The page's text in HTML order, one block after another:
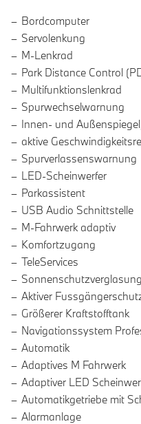
Bordcomputer
Servolenkung
M-Lenkrad
Park Distance Control
Multifunktionslenkrad
Spurwechselwarnung
Innen- und
aktive
Spurverlassenswarnung
LED-Scheinwerfer
Parkassistent
USB Audio Schnittstelle
M-Fahrwerk adaptiv
Komfortzugang
TeleServices
Sonnenschutzverglasung
Aktiver
Größerer Kraftstofftank
Navigationssystem
Automatik
Adaptives M Fahrwerk
Adaptiver LED
Automatikgetriebe mit
Alarmanlage